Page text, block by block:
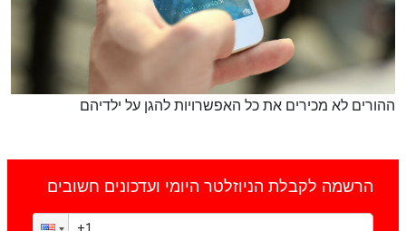
ההורים לא מכירים את כל האפשרויות להגן על ילדיהם
הרשמה לקבלת הניוזלטר היומי ועדכונים חשובים